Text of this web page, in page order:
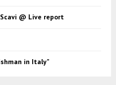
@ Live report
in Italy”